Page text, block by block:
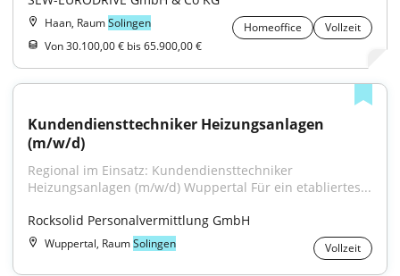
Haan, RaumSolingen Homeoffice
Vollzeit
Von 30.100,00 € bis 65.900,00 €
Kundendiensttechniker Heizungsanlagen
(m/w/d)
Regional im Einsatz: Kundendiensttechniker
Heizungsanlagen (m/w/d) Wuppertal Für ein etabliertes...
Rocksolid Personalvermittlung GmbH
Wuppertal, RaumSolingen Vollzeit